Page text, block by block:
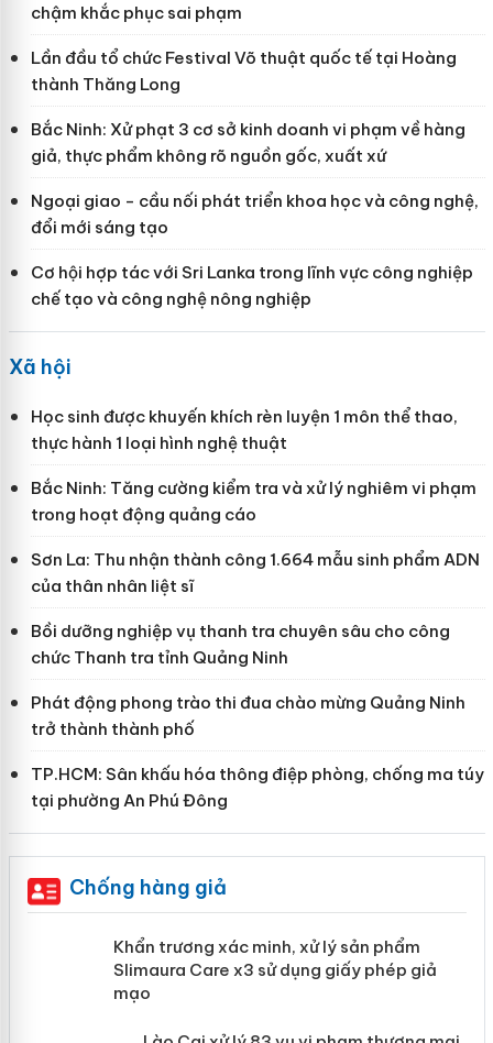
chậm khắc phục sai phạm
Lần đầu tổ chức Festival Võ thuật quốc tế tại Hoàng
thành Thăng Long
Bắc Ninh: Xử phạt 3 cơ sở kinh doanh vi phạm về hàng
giả, thực phẩm không rõ nguồn gốc, xuất xứ
Ngoại giao - cầu nối phát triển khoa học và công nghệ,
đổi mới sáng tạo
Cơ hội hợp tác với Sri Lanka trong lĩnh vực công nghiệp
chế tạo và công nghệ nông nghiệp
Xã hội
Học sinh được khuyến khích rèn luyện 1 môn thể thao,
thực hành 1 loại hình nghệ thuật
Bắc Ninh: Tăng cường kiểm tra và xử lý nghiêm vi phạm
trong hoạt động quảng cáo
Sơn La: Thu nhận thành công 1.664 mẫu sinh phẩm ADN
của thân nhân liệt sĩ
Bồi dưỡng nghiệp vụ thanh tra chuyên sâu cho công
chức Thanh tra tỉnh Quảng Ninh
Phát động phong trào thi đua chào mừng Quảng Ninh
trở thành thành phố
TP.HCM: Sân khấu hóa thông điệp phòng, chống ma túy
tại phường An Phú Đông
Chống hàng giả
Khẩn trương xác minh, xử lý sản phẩm
Slimaura Care x3 sử dụng giấy phép